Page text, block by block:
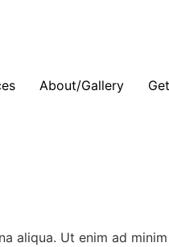
About/Gallery
aliqua. Ut enim ad